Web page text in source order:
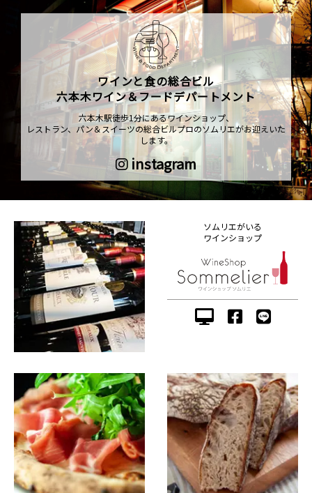
ワインと食の総合ビル
六本木ワイン＆フードデパートメント
六本木駅徒歩1分にあるワインショップ、
レストラン、パン＆スイーツの総合ビルプロのソムリエがお迎えいた
します。
instagram
ソムリエがいる
ワインショップ